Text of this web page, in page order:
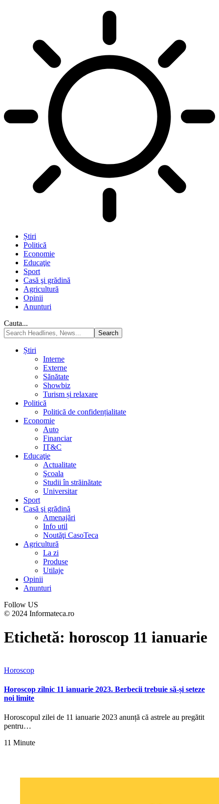
Știri
Politică
Economie
Educaţie
Sport
Casă şi grădină
Agricultură
Opinii
Anunturi
Cauta...
Știri
Interne
Externe
Sănătate
Showbiz
Turism și relaxare
Politică
Politică de confidențialitate
Economie
Auto
Financiar
IT&C
Educaţie
Actualitate
Şcoala
Studii în străinătate
Universitar
Sport
Casă şi grădină
Amenajări
Info util
Noutăţi CasoTeca
Agricultură
La zi
Produse
Utilaje
Opinii
Anunturi
Follow US
© 2024 Informateca.ro
Etichetă: horoscop 11 ianuarie
Horoscop
Horoscop zilnic 11 ianuarie 2023. Berbecii trebuie să-și seteze
noi limite
Horoscopul zilei de 11 ianuarie 2023 anunță că astrele au pregătit
pentru…
11 Minute